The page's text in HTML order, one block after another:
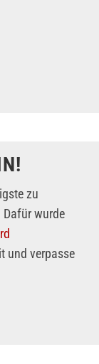
zu
wurde
und verpasse